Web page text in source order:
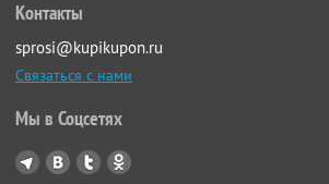
Контакты
sprosi@kupikupon.ru
Связаться с нами
Мы в Соцсетях